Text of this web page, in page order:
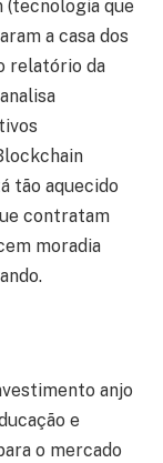
(tecnologia que
a casa dos
relatório da
tão aquecido
contratam
moradia
anjo
e
o mercado